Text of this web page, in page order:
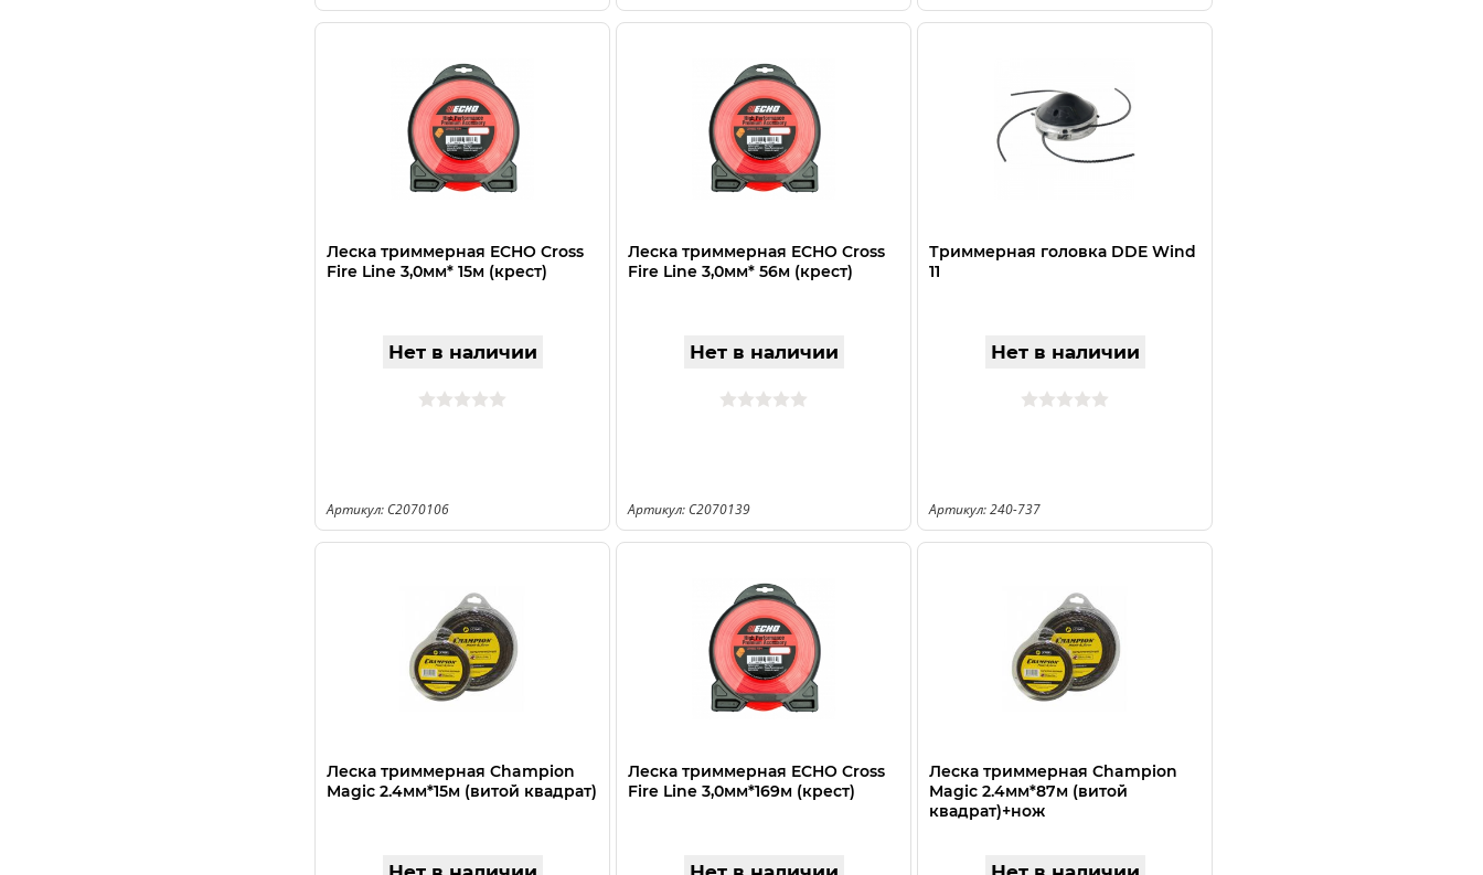
Леска триммерная ECHO Cross
Fire Line 3,0мм* 15м (крест)
Нет в наличии
Артикул: C2070106
Леска триммерная ECHO Cross
Fire Line 3,0мм* 56м (крест)
Нет в наличии
Артикул: C2070139
Триммерная головка DDE Wind
11
Нет в наличии
Артикул: 240-737
Леска триммерная Champion
Magic 2.4мм*15м (витой квадрат)
Леска триммерная ECHO Cross
Fire Line 3,0мм*169м (крест)
Леска триммерная Champion
Magic 2.4мм*87м (витой
квадрат)+нож